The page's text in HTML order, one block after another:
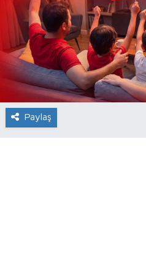
Paylaş